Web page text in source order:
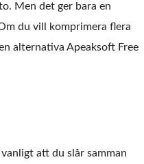
Men det ger bara en
du vill komprimera flera
alternativa Apeaksoft Free
att du slår samman